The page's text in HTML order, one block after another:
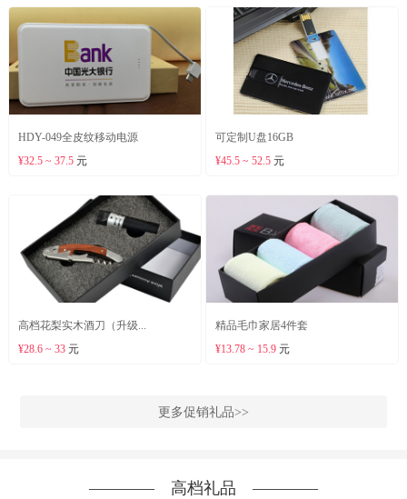
HDY-049全皮纹移动电源
¥32.5 ~ 37.5元
可定制U盘16GB
¥45.5 ~ 52.5 元
高档花梨实木酒刀（升级...
¥28.6 ~ 33元
精品毛巾家居4件套
¥13.78 ~ 15.9 元
更多促销礼品>>
―――― 高档礼品 ――――